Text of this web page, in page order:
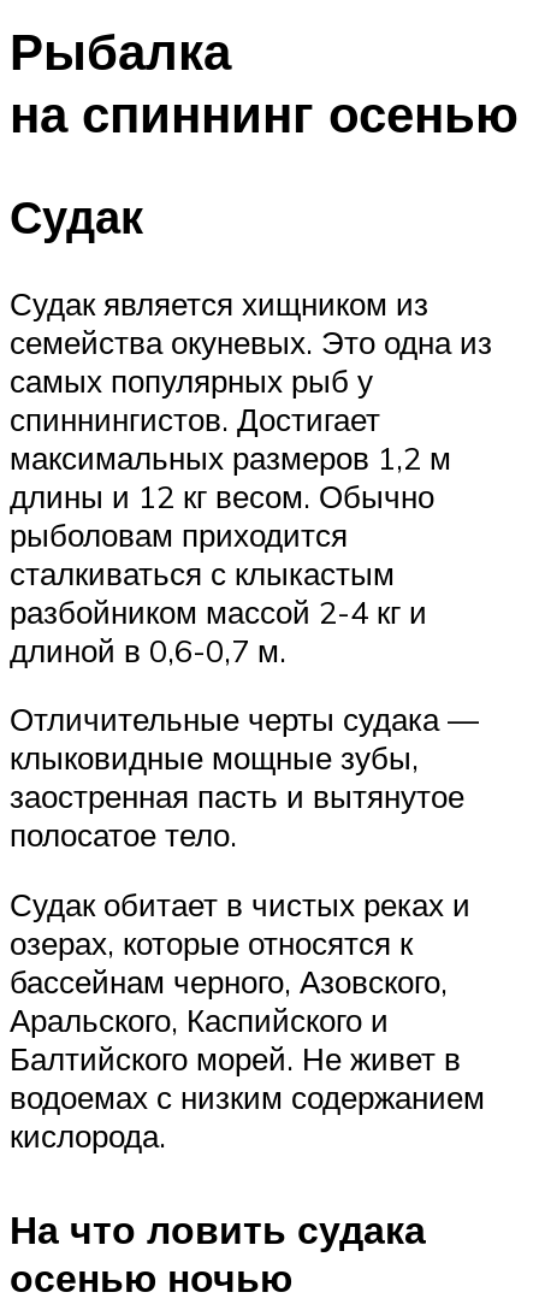
Рыбалка
на спиннинг осенью
Судак
Судак является хищником из
семейства окуневых. Это одна из
самых популярных рыб у
спиннингистов. Достигает
максимальных размеров 1,2 м
длины и 12 кг весом. Обычно
рыболовам приходится
сталкиваться с клыкастым
разбойником массой 2-4 кг и
длиной в 0,6-0,7 м.
Отличительные черты судака —
клыковидные мощные зубы,
заостренная пасть и вытянутое
полосатое тело.
Судак обитает в чистых реках и
озерах, которые относятся к
бассейнам черного, Азовского,
Аральского, Каспийского и
Балтийского морей. Не живет в
водоемах с низким содержанием
кислорода.
На что ловить судака
осенью ночью